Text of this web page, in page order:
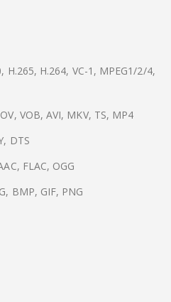
H.265, H.264, VC-1, MPEG1/2/4,
VOB, AVI, MKV, TS, MP4
DTS
FLAC, OGG
BMP, GIF, PNG